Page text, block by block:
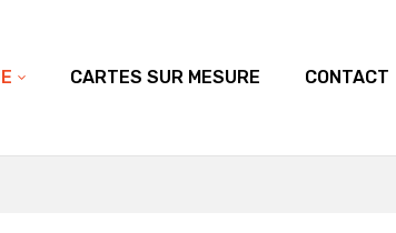
CARTES SUR MESURE CONTACT